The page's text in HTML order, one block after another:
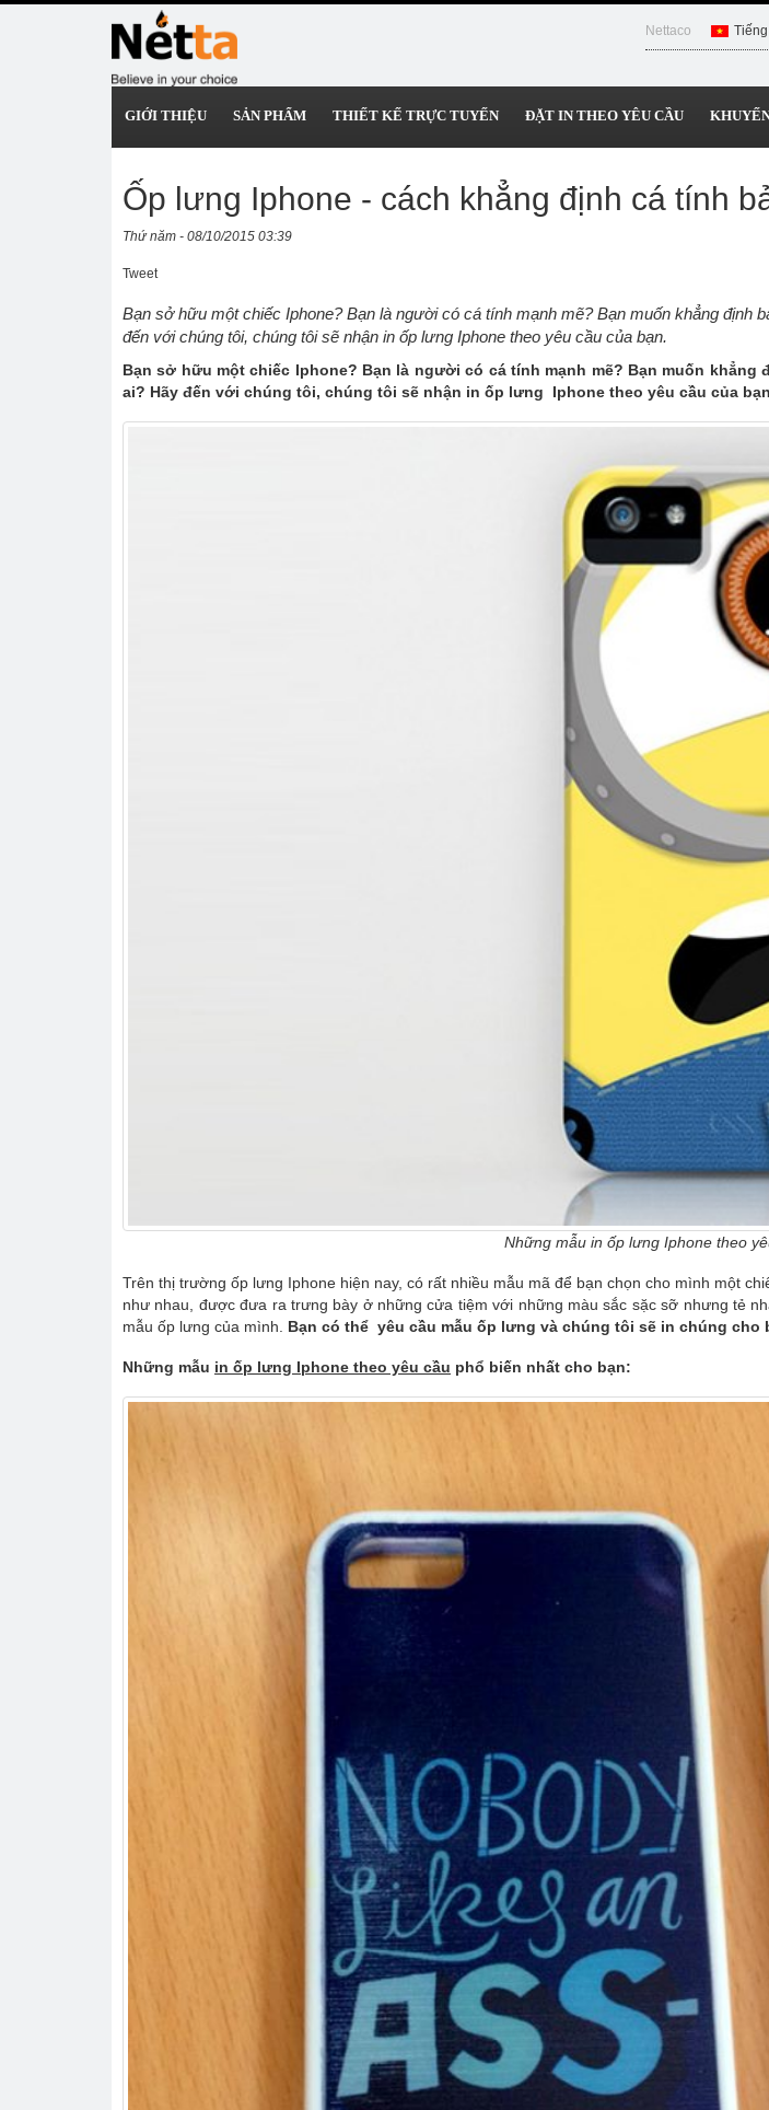
Nettaco
GIỚI THIỆU SẢN PHẨM THIẾT KẾ TRỰC TUYẾN ĐẶT IN THEO YÊU CẦU
Ốp lưng Iphone - cách khẳng định cá tính
Thứ năm - 08/10/2015 03:39
Tweet
Bạn sở hữu một chiếc Iphone? Bạn là người có cá tính mạnh mẽ? Bạn muốn khẳng định
đến với chúng tôi, chúng tôi sẽ nhận in ốp lưng Iphone theo yêu cầu của bạn.
Bạn sở hữu một chiếc Iphone? Bạn là người có cá tính mạnh mẽ? Bạn muốn
ai? Hãy đến với chúng tôi, chúng tôi sẽ nhận in ốp lưng Iphone theo yêu cầu của
Những mẫu in ốp lưng Iphone theo
Trên thị trường ốp lưng Iphone hiện nay, có rất nhiều mẫu mã để bạn chọn cho mình một
như nhau, được đưa ra trưng bày ở những cửa tiệm với những màu sắc sặc sỡ nhưng tẻ
mẫu ốp lưng của mình. Bạn có thể yêu cầu mẫu ốp lưng và chúng tôi sẽ in chúng cho
Những mẫu in ốp lưng Iphone theo yêu cầu phổ biến nhất cho bạn: